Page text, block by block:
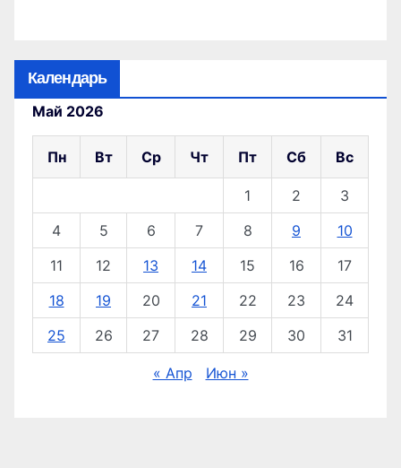
Календарь
Май 2026
Пн Вт Ср Чт Пт Сб Вс
1 2
3
4
5 6 7 8 9
10
11
12 13 14 15 16
17
18
19 20 21 22 23
24
25
26 27 28 29 30 31
« Апр Июн »